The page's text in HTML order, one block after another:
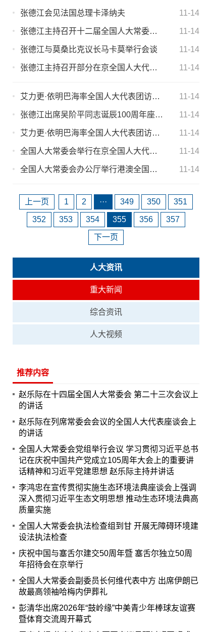
张德江会见法国总理卡泽纳夫 11-14
张德江主持召开十二届全国人大常委会第八十八次委员长会议 11-14
张德江与莫桑比克议长马卡莫举行会谈 11-14
张德江主持召开部分在京全国人大代表座谈会 听取对全国人大常委会工作报告的意见建议 11-14
艾力更·依明巴海率全国人大代表团访问瓦努阿图 11-14
张德江出席吴阶平同志诞辰100周年座谈会 11-14
艾力更·依明巴海率全国人大代表团访问汤加 11-14
全国人大常委会举行在京全国人大代表情况通报 11-14
全国人大常委会办公厅举行港澳全国人大代表情况报告会 11-14
上一页 1 2 ··· 349 350 351
352 353 354 355 356 357
下一页
人大资讯
重大新闻
综合资讯
人大视频
推荐内容
赵乐际在十四届全国人大常委会 第二十三次会议上
的讲话
赵乐际在列席常委会会议的全国人大代表座谈会上
的讲话
全国人大常委会党组举行会议 学习贯彻习近平总书
记在庆祝中国共产党成立105周年大会上的重要讲
话精神和习近平党建思想 赵乐际主持并讲话
李鸿忠在宣传贯彻实施生态环境法典座谈会上强调
深入贯彻习近平生态文明思想 推动生态环境法典高
质量实施
全国人大常委会执法检查组到甘 开展无障碍环境建
设法执法检查
庆祝中国与塞舌尔建交50周年暨 塞舌尔独立50周
年招待会在京举行
全国人大常委会副委员长何维代表中方 出席伊朗已
故最高领袖哈梅内伊葬礼
彭清华出席2026年“鼓岭缘”中美青少年棒球友谊赛
暨体育交流周开幕式